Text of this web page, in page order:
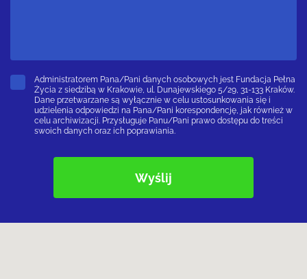
Administratorem Pana/Pani danych osobowych jest Fundacja Pełna
Życia z siedzibą w Krakowie, ul. Dunajewskiego 5/29, 31-133 Kraków.
Dane przetwarzane są wyłącznie w celu ustosunkowania się i
udzielenia odpowiedzi na Pana/Pani korespondencję, jak również w
celu archiwizacji. Przysługuje Panu/Pani prawo dostępu do treści
swoich danych oraz ich poprawiania.